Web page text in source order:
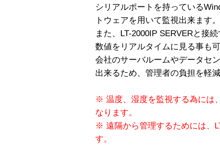
シリアルポートを持っている
トウェアを用いて監視出来ます。
また、LT-2000IP SERVERと接
数値をリアルタイムに見る事も
会社のサーバルームやデータセ
出来るため、管理者の負担を軽
※ 温度、湿度を監視する為には
なります。
※ 遠隔から管理するためには、
す。